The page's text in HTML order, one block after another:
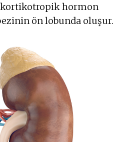
hormon
ön lobunda oluşur.